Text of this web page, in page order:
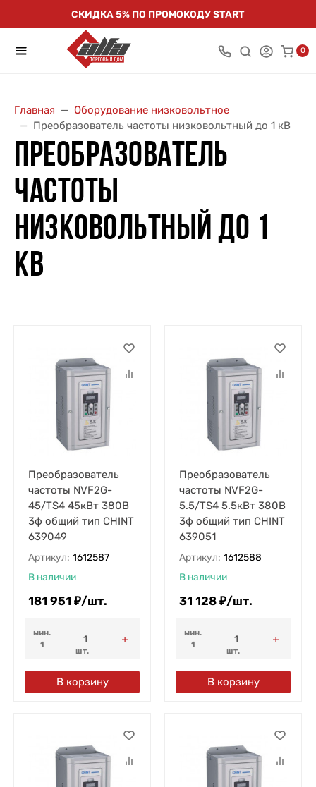
СКИДКА 5% ПО ПРОМОКОДУ START
0
Главная
Оборудование низковольтное
Преобразователь частоты низковольтный до 1 кВ
ПРЕОБРАЗОВАТЕЛЬ
ЧАСТОТЫ
НИЗКОВОЛЬТНЫЙ ДО 1
КВ
Преобразователь
частоты NVF2G-
45/TS4 45кВт 380В
3ф общий тип CHINT
639049
Артикул: 1612587
В наличии
181 951 ₽/шт.
мин.
1
шт.
В корзину
Преобразователь
частоты NVF2G-
5.5/TS4 5.5кВт 380В
3ф общий тип CHINT
639051
Артикул: 1612588
В наличии
31 128 ₽/шт.
мин.
1
шт.
В корзину